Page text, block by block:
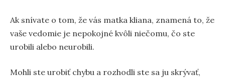
Ak snívate o tom, že vás matka kliana, znamená to, že
vaše vedomie je nepokojné kvôli niečomu, čo ste
urobili alebo neurobili.
Mohli ste urobiť chybu a rozhodli ste sa ju skrývať,